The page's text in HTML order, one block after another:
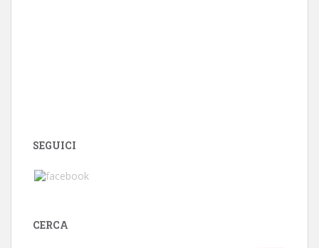
SEGUICI
CERCA